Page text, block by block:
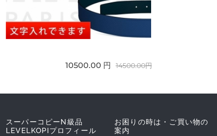
10500.00 円 14500.00円
スーパーコピーN級品
LEVELKOPIプロフィール
お困りの時は・ご買い物の
案内